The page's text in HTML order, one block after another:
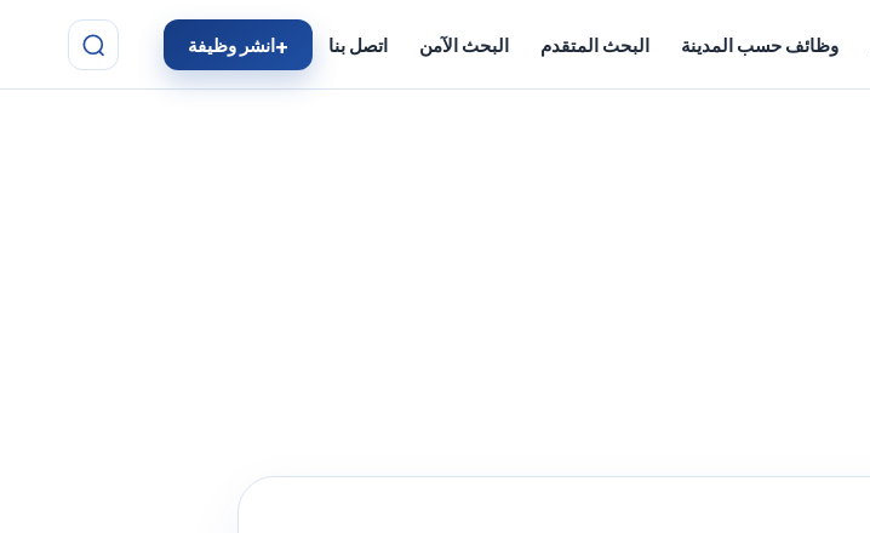
وظائف حسب المدينة البحث المتقدم البحث الآمن اتصل بنا انشر وظيفة